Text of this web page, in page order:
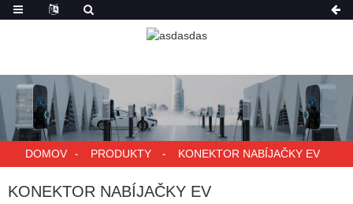
DOMOV PRODUKTY KONEKTOR NABÍJAČKY EV
KONEKTOR NABÍJAČKY EV